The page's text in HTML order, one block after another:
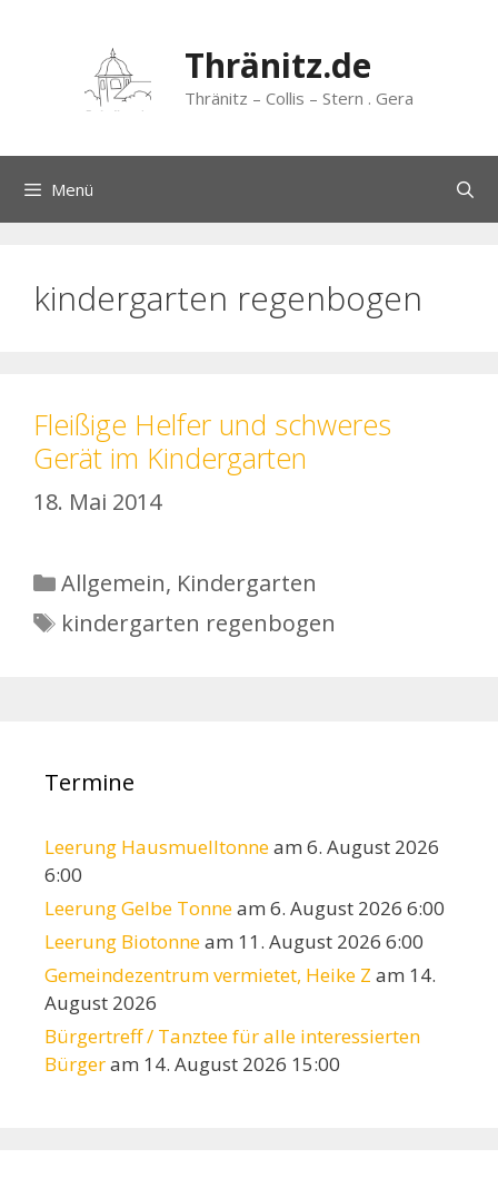
springen
Thränitz.de
Thränitz – Collis – Stern . Gera
Menü
kindergarten regenbogen
Fleißige Helfer und schweres
Gerät im Kindergarten
18. Mai 2014
Kategorien
Allgemein, Kindergarten
Schlagwörter
kindergarten regenbogen
Termine
Leerung Hausmuelltonneam 6. August 2026
6:00
Leerung Gelbe Tonneam 6. August 2026 6:00
Leerung Biotonneam 11. August 2026 6:00
Gemeindezentrum vermietet, Heike Z am 14.
August 2026
Bürgertreff / Tanztee für alle interessierten
Bürgeram 14. August 2026 15:00